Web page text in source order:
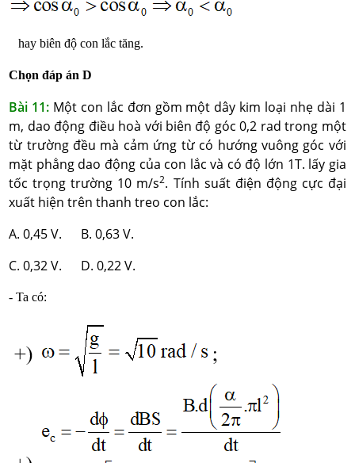
hay biên độ con lắc tăng.
Chọn đáp án D
Bài 11: Một con lắc đơn gồm một dây kim loại nhẹ dài 1
m, dao động điều hoà với biên độ góc 0,2 rad trong một
từ trường đều mà cảm ứng từ có hướng vuông góc với
mặt phẳng dao động của con lắc và có độ lớn 1T. lấy gia
tốc trọng trường 10 m/s2. Tính suất điện động cực đại
xuất hiện trên thanh treo con lắc:
A. 0,45 V. B. 0,63 V.
C. 0,32 V. D. 0,22 V.
- Ta có: